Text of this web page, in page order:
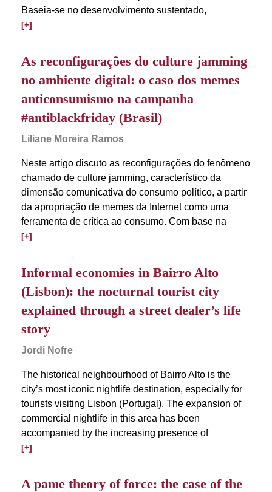
Baseia-se no desenvolvimento sustentado,
[+]
As reconfigurações do culture jamming
no ambiente digital: o caso dos memes
anticonsumismo na campanha
#antiblackfriday (Brasil)
Liliane Moreira Ramos
Neste artigo discuto as reconfigurações do fenômeno
chamado de culture jamming, característico da
dimensão comunicativa do consumo político, a partir
da apropriação de memes da Internet como uma
ferramenta de crítica ao consumo. Com base na
[+]
Informal economies in Bairro Alto
(Lisbon): the nocturnal tourist city
explained through a street dealer’s life
story
Jordi Nofre
The historical neighbourhood of Bairro Alto is the
city’s most iconic nightlife destination, especially for
tourists visiting Lisbon (Portugal). The expansion of
commercial nightlife in this area has been
accompanied by the increasing presence of
[+]
A pame theory of force: the case of the